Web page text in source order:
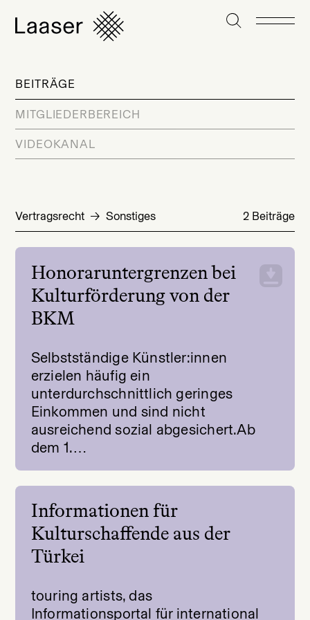
BEITRÄGE
MITGLIEDERBEREICH
VIDEOKANAL
Vertragsrecht Sonstiges 2 Beiträge
Honoraruntergrenzen bei
Kulturförderung von der
BKM
Selbstständige Künstler:innen
erzielen häufig ein
unterdurchschnittlich geringes
Einkommen und sind nicht
ausreichend sozial abgesichert.Ab
dem 1.…
Informationen für
Kulturschaffende aus der
Türkei
touring artists, das
Informationsportal für international